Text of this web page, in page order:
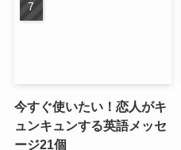
今すぐ使いたい！恋人がキ
ュンキュンする英語メッセ
ージ21個